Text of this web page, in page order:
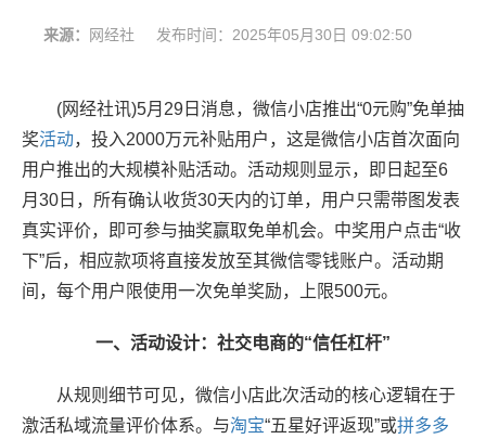
来源： 网经社 发布时间： 2025年05月30日 09:02:50
(网经社讯)5月29日消息，微信小店推出“0元购”免单抽
奖活动，投入2000万元补贴用户，这是微信小店首次面向
用户推出的大规模补贴活动。活动规则显示，即日起至6
月30日，所有确认收货30天内的订单，用户只需带图发表
真实评价，即可参与抽奖赢取免单机会。中奖用户点击“收
下”后，相应款项将直接发放至其微信零钱账户。活动期
间，每个用户限使用一次免单奖励，上限500元。
一、活动设计：社交电商的“信任杠杆”
从规则细节可见，微信小店此次活动的核心逻辑在于
激活私域流量评价体系。与淘宝“五星好评返现”或拼多多